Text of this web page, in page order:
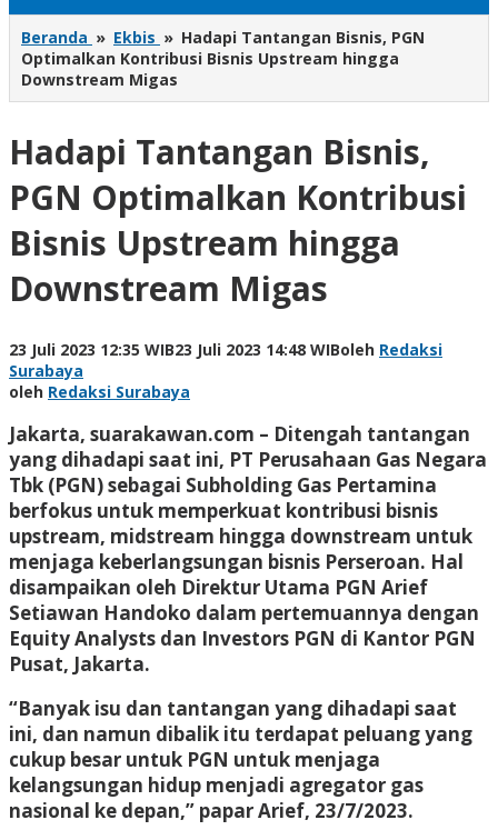
Beranda » Ekbis » Hadapi Tantangan Bisnis, PGN
Optimalkan Kontribusi Bisnis Upstream hingga
Downstream Migas
Hadapi Tantangan Bisnis,
PGN Optimalkan Kontribusi
Bisnis Upstream hingga
Downstream Migas
23 Juli 2023 12:35 WIB23 Juli 2023 14:48 WIBoleh Redaksi
Surabaya
oleh Redaksi Surabaya
Jakarta, suarakawan.com – Ditengah tantangan
yang dihadapi saat ini, PT Perusahaan Gas Negara
Tbk (PGN) sebagai Subholding Gas Pertamina
berfokus untuk memperkuat kontribusi bisnis
upstream, midstream hingga downstream untuk
menjaga keberlangsungan bisnis Perseroan. Hal
disampaikan oleh Direktur Utama PGN Arief
Setiawan Handoko dalam pertemuannya dengan
Equity Analysts dan Investors PGN di Kantor PGN
Pusat, Jakarta.
“Banyak isu dan tantangan yang dihadapi saat
ini, dan namun dibalik itu terdapat peluang yang
cukup besar untuk PGN untuk menjaga
kelangsungan hidup menjadi agregator gas
nasional ke depan,” papar Arief, 23/7/2023.